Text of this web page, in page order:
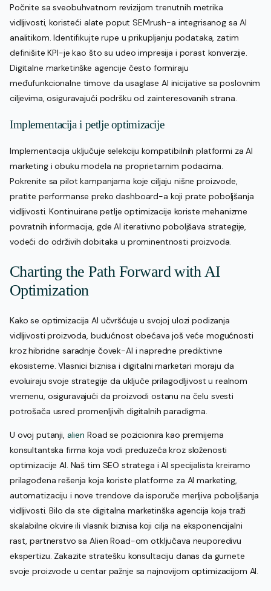
Počnite sa sveobuhvatnom revizijom trenutnih metrika
vidljivosti, koristeći alate poput SEMrush-a integrisanog sa AI
analitikom. Identifikujte rupe u prikupljanju podataka, zatim
definišite KPI-je kao što su udeo impresija i porast konverzije.
Digitalne marketinške agencije često formiraju
međufunkcionalne timove da usaglase AI inicijative sa poslovnim
ciljevima, osiguravajući podršku od zainteresovanih strana.
Implementacija i petlje optimizacije
Implementacija uključuje selekciju kompatibilnih platformi za AI
marketing i obuku modela na proprietarnim podacima.
Pokrenite sa pilot kampanjama koje ciljaju nišne proizvode,
pratite performanse preko dashboard-a koji prate poboljšanja
vidljivosti. Kontinuirane petlje optimizacije koriste mehanizme
povratnih informacija, gde AI iterativno poboljšava strategije,
vodeći do održivih dobitaka u prominentnosti proizvoda.
Charting the Path Forward with AI
Optimization
Kako se optimizacija AI učvršćuje u svojoj ulozi podizanja
vidljivosti proizvoda, budućnost obećava još veće mogućnosti
kroz hibridne saradnje čovek-AI i napredne prediktivne
ekosisteme. Vlasnici biznisa i digitalni marketari moraju da
evoluiraju svoje strategije da uključe prilagodljivost u realnom
vremenu, osiguravajući da proizvodi ostanu na čelu svesti
potrošača usred promenljivih digitalnih paradigma.
U ovoj putanji, alien Road se pozicionira kao premijerna
konsultantska firma koja vodi preduzeća kroz složenosti
optimizacije AI. Naš tim SEO stratega i AI specijalista kreiramo
prilagođena rešenja koja koriste platforme za AI marketing,
automatizaciju i nove trendove da isporuče merljiva poboljšanja
vidljivosti. Bilo da ste digitalna marketinška agencija koja traži
skalabilne okvire ili vlasnik biznisa koji cilja na eksponencijalni
rast, partnerstvo sa Alien Road-om otključava neuporedivu
ekspertizu. Zakazite stratešku konsultaciju danas da gurnete
svoje proizvode u centar pažnje sa najnovijom optimizacijom AI.